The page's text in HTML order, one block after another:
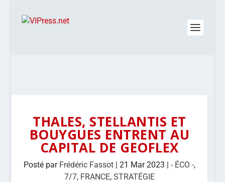
THALES, STELLANTIS ET
BOUYGUES ENTRENT AU
CAPITAL DE GEOFLEX
Posté par Frédéric Fassot| 21 Mar 2023 | - ÉCO -,
7/7, FRANCE, STRATÉGIE